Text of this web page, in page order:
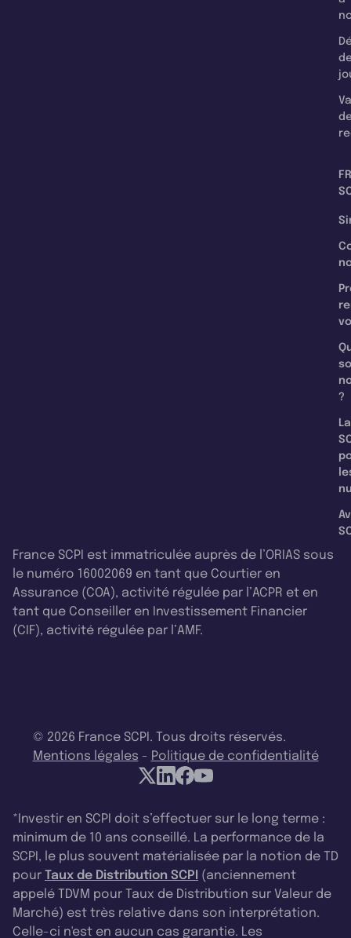
?
La
France SCPI est immatriculée auprès de l’ORIAS sous
le numéro 16002069 en tant que Courtier en
Assurance (COA), activité régulée par l’ACPR et en
tant que Conseiller en Investissement Financier
(CIF), activité régulée par l’AMF.
© 2026 France SCPI. Tous droits réservés.
Mentions légales - Politique de confidentialité
*Investir en SCPI doit s’effectuer sur le long terme :
minimum de 10 ans conseillé. La performance de la
SCPI, le plus souvent matérialisée par la notion de TD
pour Taux de Distribution SCPI (anciennement
appelé TDVM pour Taux de Distribution sur Valeur de
Marché) est très relative dans son interprétation.
Celle-ci n'est en aucun cas garantie. Les